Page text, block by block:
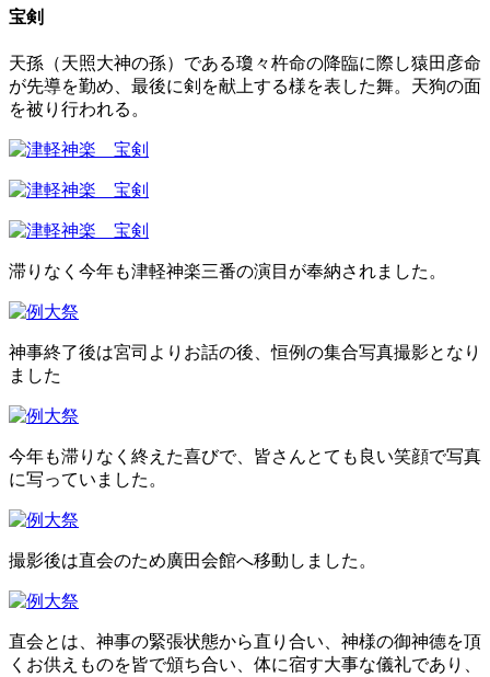
宝剣
天孫（天照大神の孫）である瓊々杵命の降臨に際し猿田彦命
が先導を勤め、最後に剣を献上する様を表した舞。天狗の面
を被り行われる。
滞りなく今年も津軽神楽三番の演目が奉納されました。
神事終了後は宮司よりお話の後、恒例の集合写真撮影となり
ました
今年も滞りなく終えた喜びで、皆さんとても良い笑顔で写真
に写っていました。
撮影後は直会のため廣田会館へ移動しました。
直会とは、神事の緊張状態から直り合い、神様の御神德を頂
くお供えものを皆で頒ち合い、体に宿す大事な儀礼であり、